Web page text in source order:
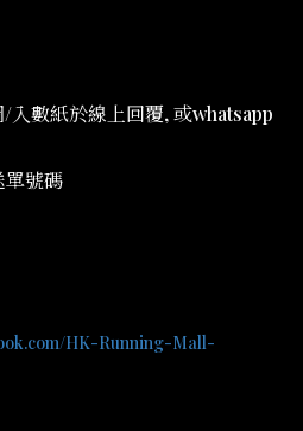
入數紙於線上回覆, 或whatsapp
單號碼
HK-Running-Mall-